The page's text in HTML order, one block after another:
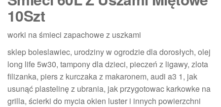
10Szt
worki na śmieci zapachowe z uszkami
sklep boleslawiec, urodziny w ogrodzie dla dorosłych, olej
long life 5w30, tampony dla dzieci, pieczeń z ligawy, zlota
filizanka, piers z kurczaka z makaronem, audi a3 1, jak
usunąć plastelinę z ubrania, jak przygotowac karkowke na
grilla, ścierki do mycia okien luster i innych powierzchni